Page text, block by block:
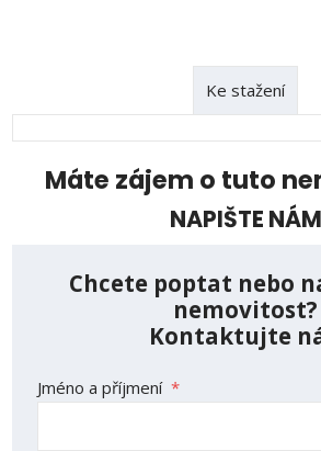
Ke stažení
Máte zájem o tuto
NAPIŠTE NÁM
Chcete poptat nebo
nemovitost?
Kontaktujte
Jméno a příjmení *